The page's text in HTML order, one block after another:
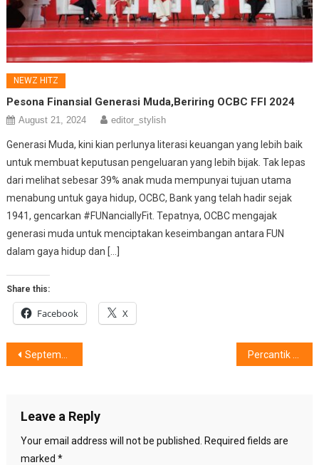
NEWZ HITZ
Pesona Finansial Generasi Muda,Beriring OCBC FFI 2024
August 21, 2024 editor_stylish
Generasi Muda, kini kian perlunya literasi keuangan yang lebih baik
untuk membuat keputusan pengeluaran yang lebih bijak. Tak lepas
dari melihat sebesar 39% anak muda mempunyai tujuan utama
menabung untuk gaya hidup, OCBC, Bank yang telah hadir sejak
1941, gencarkan #FUNanciallyFit. Tepatnya, OCBC mengajak
generasi muda untuk menciptakan keseimbangan antara FUN
dalam gaya hidup dan […]
Share this:
Facebook X
Post
September Penuh Inspirasi : Menata Rumah, Menata Hidup Bersama IKEA Indonesia
Leave a Reply
Your email address will not be published.
Required fields are
marked *